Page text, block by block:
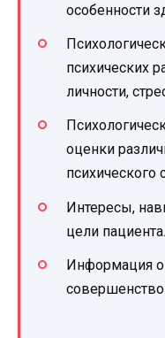
особенности
психических
личности,
оценки
психического
Интересы,
цели пациента.
Информация о